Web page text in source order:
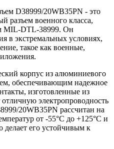
D38999/20WB35PN - это
разъем военного класса,
MIL-DTL-38999. Он
в экстремальных условиях,
такое как военные,
корпус из алюминиевого
обеспечивающим надежное
изготовленные из
электропроводность
20WB35PN рассчитан на
от -55°C до +125°C и
делает его устойчивым к